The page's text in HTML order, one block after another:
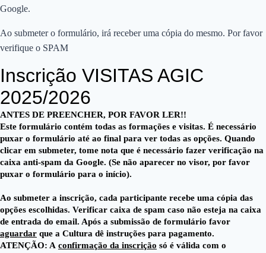
Google.
Ao submeter o formulário, irá receber uma cópia do mesmo. Por favor
verifique o SPAM